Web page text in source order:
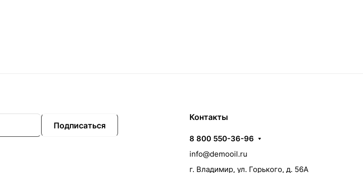
Подписаться
Контакты
8 800 550-36-96
info@demooil.ru
г. Владимир, ул. Горького, д. 56А